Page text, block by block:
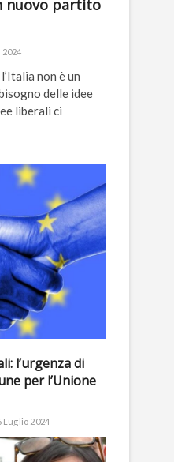
nuovo partito
2024
non è un
delle idee
liberali ci
l’urgenza di
per l’Unione
Luglio 2024